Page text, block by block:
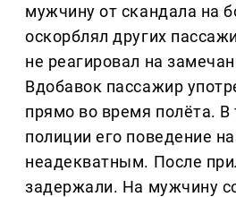
мужчину от скандала на
оскорблял других
не реагировал на
Вдобавок пассажир
прямо во время полёта. В
полиции его поведение
неадекватным. После
задержали. На мужчину